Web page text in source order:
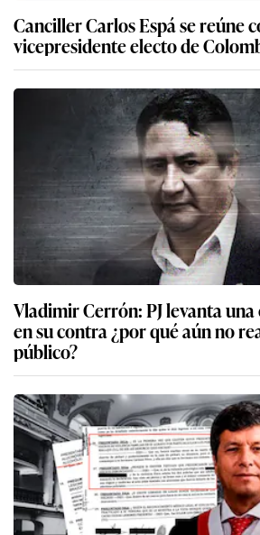
Canciller Carlos Espá se reúne
vicepresidente electo de
Vladimir Cerrón: PJ levanta
en su contra ¿por qué aún no
público?